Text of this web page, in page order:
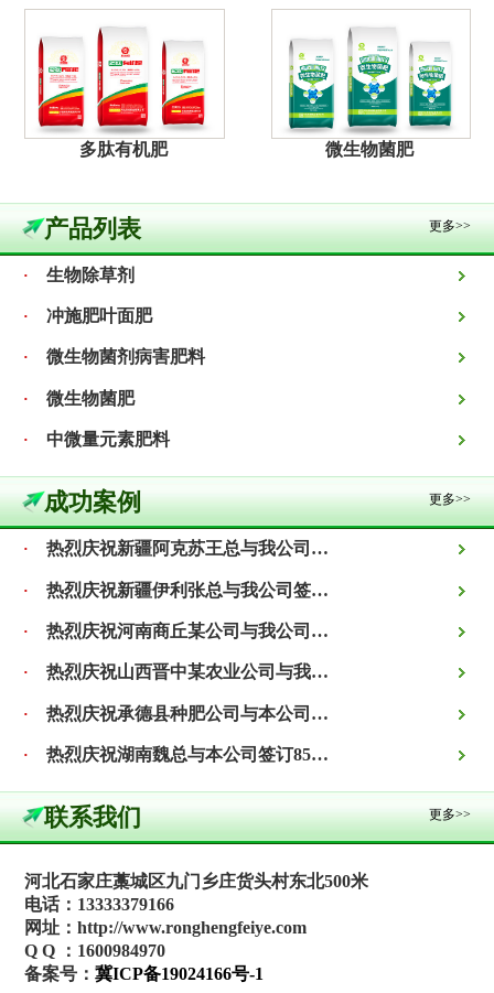
多肽有机肥 微生物菌肥
产品列表 更多>>
· 生物除草剂
· 冲施肥叶面肥
· 微生物菌剂病害肥料
· 微生物菌肥
· 中微量元素肥料
成功案例 更多>>
· 热烈庆祝新疆阿克苏王总与我公司签订800吨精制有机肥合同！
· 热烈庆祝新疆伊利张总与我公司签订1000吨精致有机肥合同！
· 热烈庆祝河南商丘某公司与我公司签订1000吨生物有机肥合同！
· 热烈庆祝山西晋中某农业公司与我公司签订3000吨有机肥合同！
· 热烈庆祝承德县种肥公司与本公司签订2000吨蔬菜专用有机肥合同！
· 热烈庆祝湖南魏总与本公司签订850吨阿维菌素有机肥合同！
联系我们 更多>>
河北石家庄藁城区九门乡庄货头村东北500米
电话：13333379166
网址：http://www.ronghengfeiye.com
Q Q ：1600984970
备案号：冀ICP备19024166号-1